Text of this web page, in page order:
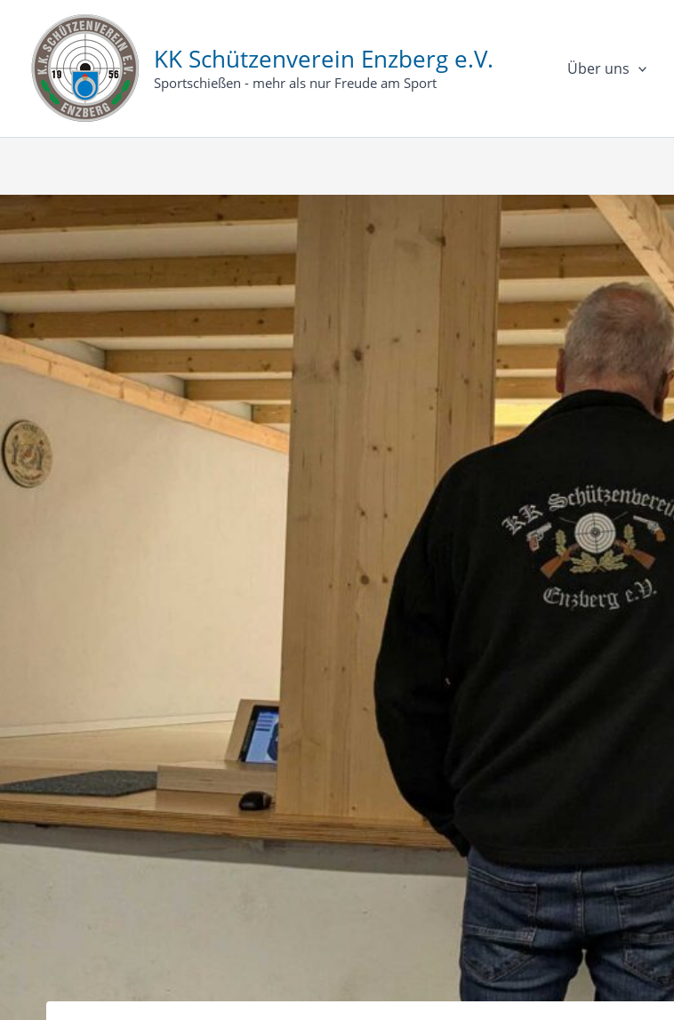
springen
KK Schützenverein Enzberg e.V.
Sportschießen - mehr als nur Freude am Sport
Über uns